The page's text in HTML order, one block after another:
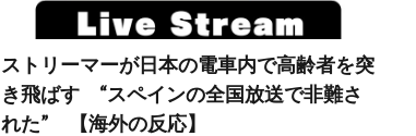
ストリーマーが日本の電車内で高齢者を突
き飛ばす “スペインの全国放送で非難さ
れた” 【海外の反応】